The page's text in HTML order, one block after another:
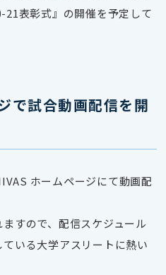
21表彰式』の開催を予定して
で試合動画配信を開
ホームページにて動画配
すので、配信スケジュール
いる大学アスリートに熱い